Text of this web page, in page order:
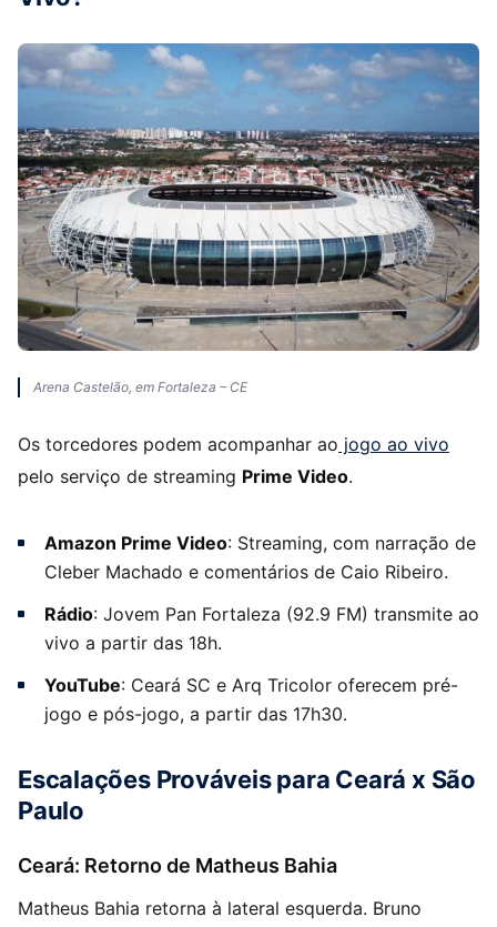
Arena Castelão, em Fortaleza – CE
Os torcedores podem acompanhar ao jogo ao vivo
pelo serviço de streaming Prime Video.
Amazon Prime Video: Streaming, com narração de
Cleber Machado e comentários de Caio Ribeiro.
Rádio: Jovem Pan Fortaleza (92.9 FM) transmite ao
vivo a partir das 18h.
YouTube: Ceará SC e Arq Tricolor oferecem pré-
jogo e pós-jogo, a partir das 17h30.
Escalações Prováveis para Ceará x São
Paulo
Ceará: Retorno de Matheus Bahia
Matheus Bahia retorna à lateral esquerda. Bruno